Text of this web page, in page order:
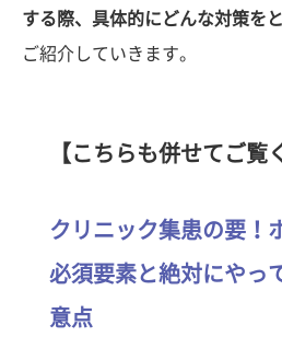
する際、具体的にどんな対策を
ご紹介していきます。
【こちらも併せてご覧
クリニック集患の要！
必須要素と絶対にやっ
意点